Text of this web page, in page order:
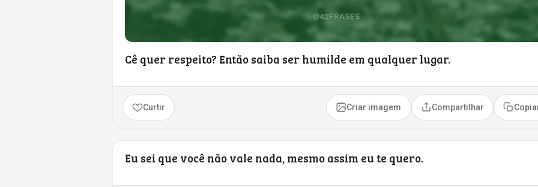
Cê quer respeito? Então saiba ser humilde em qualquer lugar.
Curtir Criar imagem Compartilhar
Eu sei que você não vale nada, mesmo assim eu te quero.